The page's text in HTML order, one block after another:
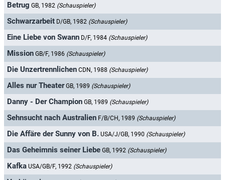
Betrug GB, 1982 (Schauspieler)
Schwarzarbeit D/GB, 1982 (Schauspieler)
Eine Liebe von Swann D/F, 1984 (Schauspieler)
Mission GB/F, 1986 (Schauspieler)
Die Unzertrennlichen CDN, 1988 (Schauspieler)
Alles nur Theater GB, 1989 (Schauspieler)
Danny - Der Champion GB, 1989 (Schauspieler)
Sehnsucht nach Australien F/B/CH, 1989 (Schauspieler)
Die Affäre der Sunny von B. USA/J/GB, 1990 (Schauspieler)
Das Geheimnis seiner Liebe GB, 1992 (Schauspieler)
Kafka USA/GB/F, 1992 (Schauspieler)